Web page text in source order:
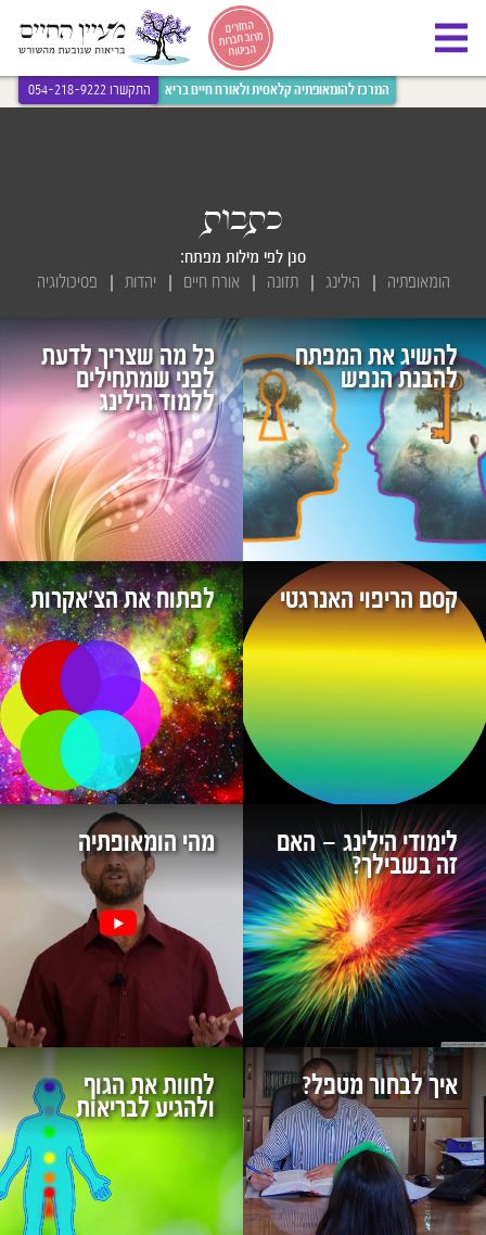
החזרים
מרוב חברות
הביטוח
המרכז להומאופתיה קלאסית ולאורח חיים בריא התקשרו 054-218-9222
כתבות
סנן לפי מילות מפתח:
הומאופתיה
הילינג תזונה אורח חיים יהדות פסיכולוגיה
להשיג את המפתח
להבנת הנפש
כל מה שצריך לדעת
לפני שמתחילים
ללמוד הילינג
קסם הריפוי האנרגטי לפתוח את הצ'אקרות
לימודי הילינג – האם
זה בשבילך?
מהי הומאופתיה
איך לבחור מטפל? לחוות את הגוף
ולהגיע לבריאות